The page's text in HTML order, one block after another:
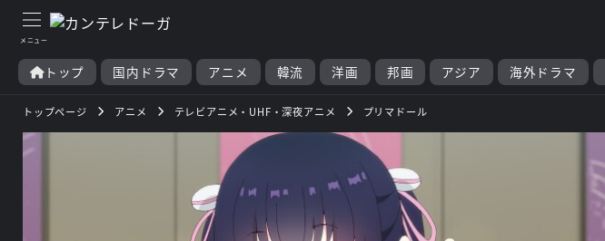
トップ 国内ドラマ アニメ 韓流 洋画 邦画 アジア 海外ドラマ
トップページ アニメ テレビアニメ・UHF・深夜アニメ プリマドール